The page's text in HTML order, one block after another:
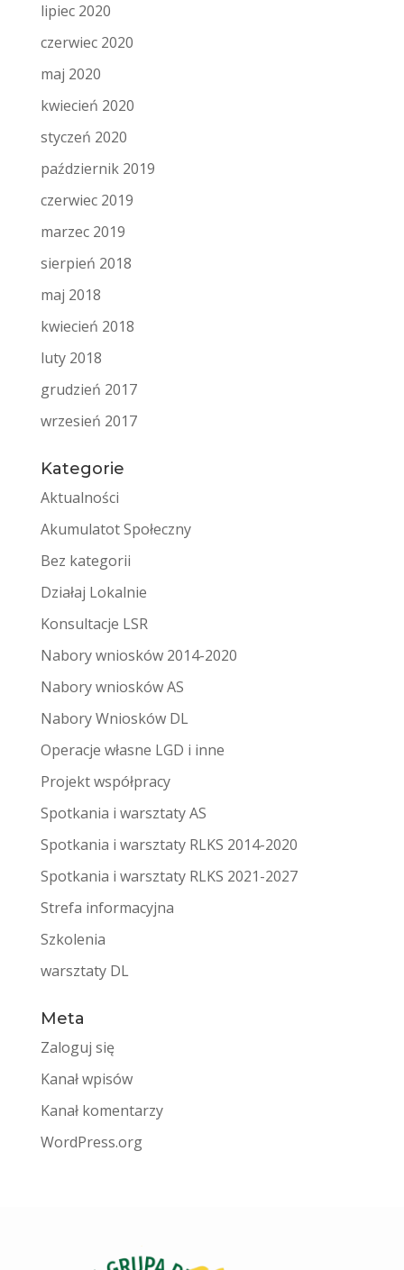
lipiec 2020
czerwiec 2020
maj 2020
kwiecień 2020
styczeń 2020
październik 2019
czerwiec 2019
marzec 2019
sierpień 2018
maj 2018
kwiecień 2018
luty 2018
grudzień 2017
wrzesień 2017
Kategorie
Aktualności
Akumulatot Społeczny
Bez kategorii
Działaj Lokalnie
Konsultacje LSR
Nabory wniosków 2014-2020
Nabory wniosków AS
Nabory Wniosków DL
Operacje własne LGD i inne
Projekt współpracy
Spotkania i warsztaty AS
Spotkania i warsztaty RLKS 2014-2020
Spotkania i warsztaty RLKS 2021-2027
Strefa informacyjna
Szkolenia
warsztaty DL
Meta
Zaloguj się
Kanał wpisów
Kanał komentarzy
WordPress.org